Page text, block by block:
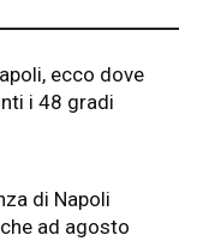
ecco dove
i 48 gradi
di Napoli
ad agosto